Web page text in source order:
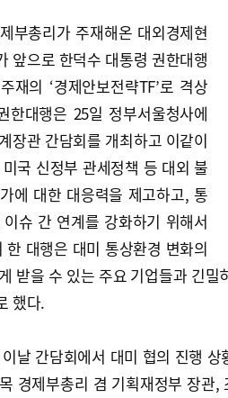
부총리가 주재해온 대외경제현
앞으로 한덕수 대통령 권한대행
재의 ‘경제안보전략TF’로 격상
한대행은 25일 정부서울청사에
장관 간담회를 개최하고 이같이
국 신정부 관세정책 등 대외 불
에 대한 대응력을 제고하고, 통
슈 간 연계를 강화하기 위해서
한 대행은 대미 통상환경 변화의
받을 수 있는 주요 기업들과 긴
했다.
날 간담회에서 대미 협의 진행
경제부총리 겸 기획재정부 장관